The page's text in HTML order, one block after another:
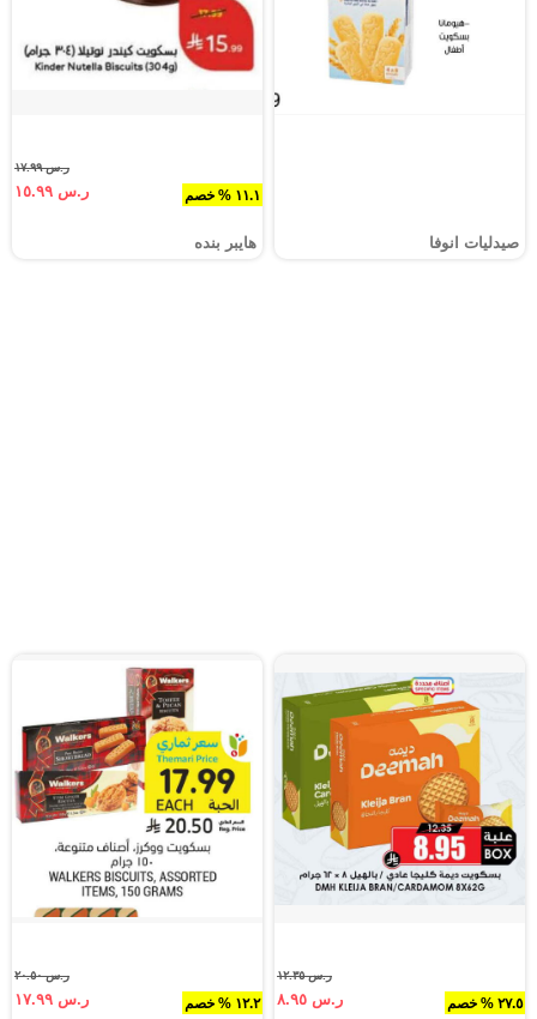
صيدليات انوفا
١١.١ % خصم
ر.س ١٧.٩٩
ر.س ١٥.٩٩
هايبر بنده
٢٧.٥ % خصم
ر.س ١٢.٣٥
ر.س ٨.٩٥ ١٢.٢ % خصم
ر.س ٢٠.٥٠
ر.س ١٧.٩٩